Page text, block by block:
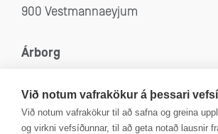
900 Vestmannaeyjum
Árborg
Eyravegi 53
800 Selfoss
Við notum vafrakökur á þessari
Við notum vafrakökur til að safna og greina
og virkni vefsíðunnar, til að geta notað lausnir